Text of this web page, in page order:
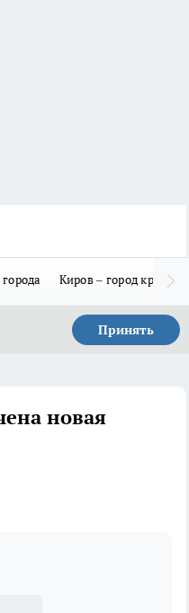
Киров – город
Принять
новая